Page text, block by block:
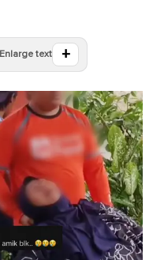
Enlarge text +